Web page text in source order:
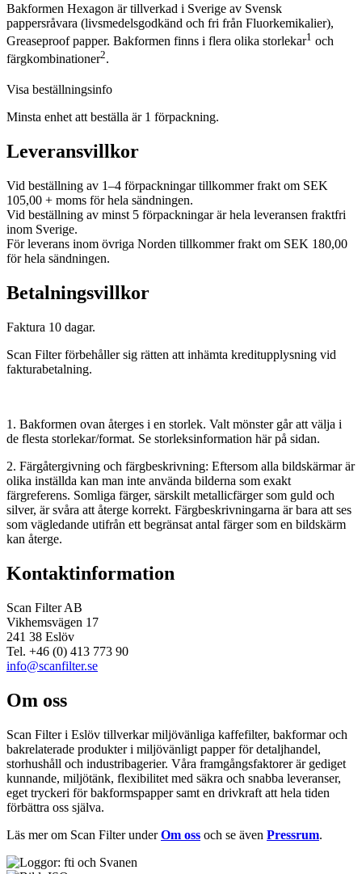
Bakformen Hexagon är tillverkad i Sverige av Svensk
pappersråvara (livsmedelsgodkänd och fri från Fluorkemikalier),
Greaseproof papper. Bakformen finns i flera olika storlekar1 och
färgkombinationer2.
Visa beställningsinfo
Minsta enhet att beställa är 1 förpackning.
Leveransvillkor
Vid beställning av 1–4 förpackningar tillkommer frakt om SEK
105,00 + moms för hela sändningen.
Vid beställning av minst 5 förpackningar är hela leveransen fraktfri
inom Sverige.
För leverans inom övriga Norden tillkommer frakt om SEK 180,00
för hela sändningen.
Betalningsvillkor
Faktura 10 dagar.
Scan Filter förbehåller sig rätten att inhämta kreditupplysning vid
fakturabetalning.
1. Bakformen ovan återges i en storlek. Valt mönster går att välja i
de flesta storlekar/format. Se storleksinformation här på sidan.
2. Färgåtergivning och färgbeskrivning: Eftersom alla bildskärmar är
olika inställda kan man inte använda bilderna som exakt
färgreferens. Somliga färger, särskilt metallicfärger som guld och
silver, är svåra att återge korrekt. Färgbeskrivningarna är bara att ses
som vägledande utifrån ett begränsat antal färger som en bildskärm
kan återge.
Kontaktinformation
Scan Filter AB
Vikhemsvägen 17
241 38 Eslöv
Tel. +46 (0) 413 773 90
info@scanfilter.se
Om oss
Scan Filter i Eslöv tillverkar miljövänliga kaffefilter, bakformar och
bakrelaterade produkter i miljövänligt papper för detaljhandel,
storhushåll och industribagerier. Våra framgångsfaktorer är gediget
kunnande, miljötänk, flexibilitet med säkra och snabba leveranser,
eget tryckeri för bakformspapper samt en drivkraft att hela tiden
förbättra oss själva.
Läs mer om Scan Filter underOm oss och se även Pressrum.